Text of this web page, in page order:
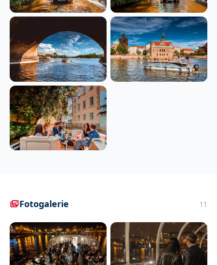
Fotogalerie 11